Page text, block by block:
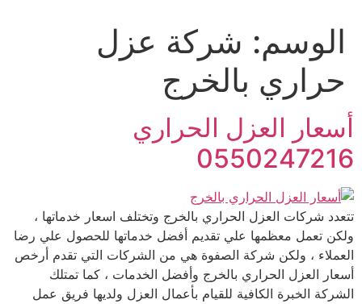
الوسم: شركة عزل
حراري بالخرج
أسعار العزل الحراري
0550247216
تتعدد شركات العزل الحراري بالخرج وتختلف اسعار خدماتها ،
ولكن تعمل معظمها علي تقديم أفضل خدماتها للحصول علي رضا
العملاء ، ولكن شركة الصفوة هي من الشركات التي تقدم أرخص
أسعار العزل الحراري بالخرج وأفضل الخدمات ، كما تمتلك
الشركة الخبرة الكافية للقيام بأعمال العزل ولديها فريق عمل